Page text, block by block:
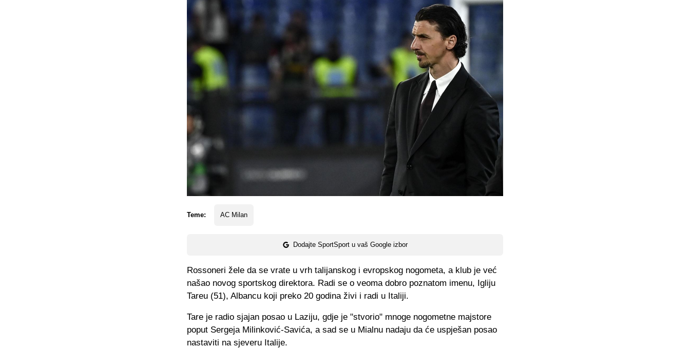
Teme: AC Milan
Dodajte SportSport u vaš Google izbor
Rossoneri žele da se vrate u vrh talijanskog i evropskog nogometa, a klub je već
našao novog sportskog direktora. Radi se o veoma dobro poznatom imenu, Igliju
Tareu (51), Albancu koji preko 20 godina živi i radi u Italiji.
Tare je radio sjajan posao u Laziju, gdje je "stvorio" mnoge nogometne majstore
poput Sergeja Milinković-Savića, a sad se u Mialnu nadaju da će uspješan posao
nastaviti na sjeveru Italije.